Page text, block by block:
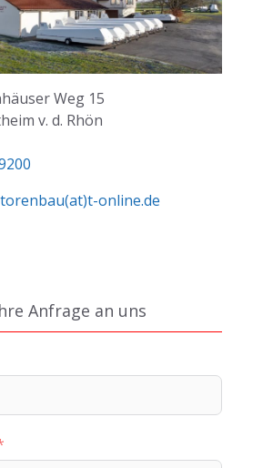
Weg 15
v. d. Rhön
online.de
Anfrage an uns